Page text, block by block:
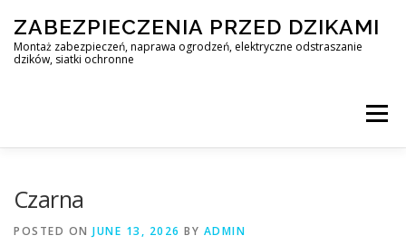
content
ZABEZPIECZENIA PRZED DZIKAMI
Montaż zabezpieczeń, naprawa ogrodzeń, elektryczne odstraszanie
dzików, siatki ochronne
Menu
Czarna
POSTED ON JUNE 13, 2026 BY ADMIN